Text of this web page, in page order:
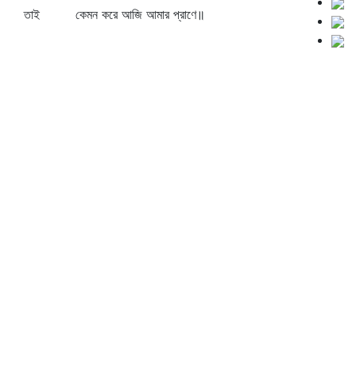
তাই কেমন করে আজি আমার প্রাণে॥